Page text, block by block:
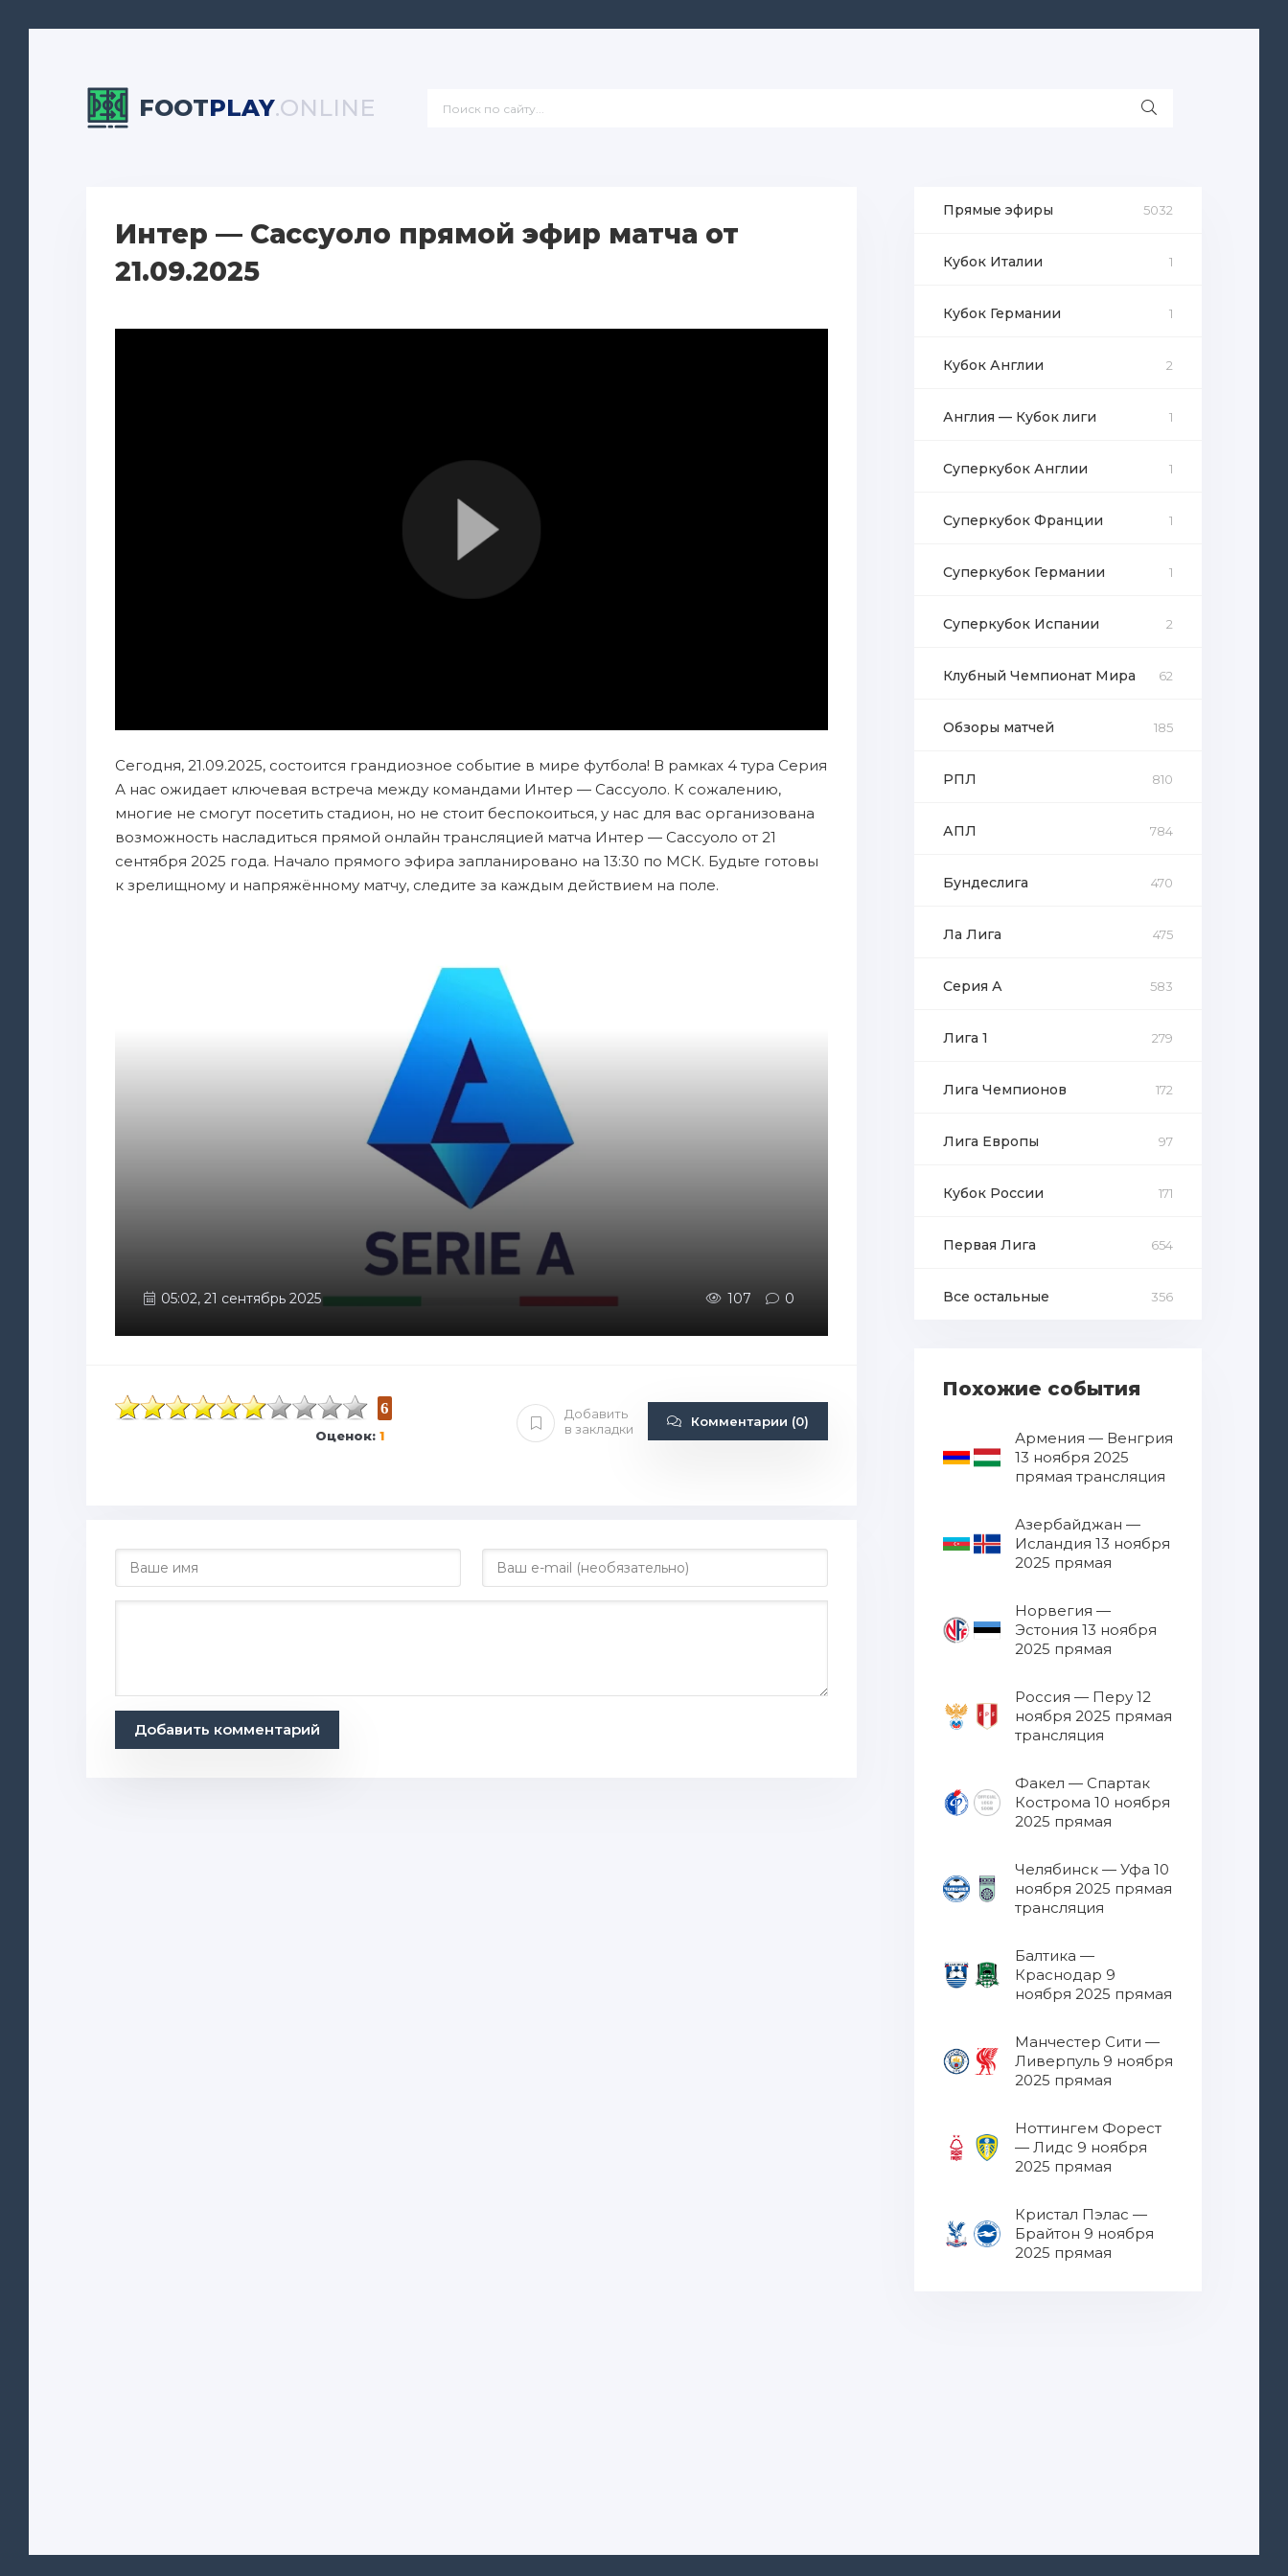
FOOTPLAY.ONLINE
Интер — Сассуоло прямой эфир матча от
21.09.2025
Сегодня, 21.09.2025, состоится грандиозное событие в мире футбола! В рамках 4 тура Серия
А нас ожидает ключевая встреча между командами Интер — Сассуоло. К сожалению,
многие не смогут посетить стадион, но не стоит беспокоиться, у нас для вас организована
возможность насладиться прямой онлайн трансляцией матча Интер — Сассуоло от 21
сентября 2025 года. Начало прямого эфира запланировано на 13:30 по МСК. Будьте готовы
к зрелищному и напряжённому матчу, следите за каждым действием на поле.
05:02, 21 сентябрь 2025 107 0
6
Оценок: 1
Добавить
в закладки
Комментарии (0)
Добавить комментарий
Прямые эфиры 5032
Кубок Италии 1
Кубок Германии 1
Кубок Англии 2
Англия — Кубок лиги 1
Суперкубок Англии 1
Суперкубок Франции 1
Суперкубок Германии 1
Суперкубок Испании 2
Клубный Чемпионат Мира 62
Обзоры матчей 185
РПЛ 810
АПЛ 784
Бундеслига 470
Ла Лига 475
Серия А 583
Лига 1 279
Лига Чемпионов 172
Лига Европы 97
Кубок России 171
Первая Лига 654
Все остальные 356
Похожие события
Армения — Венгрия
13 ноября 2025
прямая трансляция
Азербайджан —
Исландия 13 ноября
2025 прямая
Норвегия —
Эстония 13 ноября
2025 прямая
Россия — Перу 12
ноября 2025 прямая
трансляция
Факел — Спартак
Кострома 10 ноября
2025 прямая
Челябинск — Уфа 10
ноября 2025 прямая
трансляция
Балтика —
Краснодар 9
ноября 2025 прямая
Манчестер Сити —
Ливерпуль 9 ноября
2025 прямая
Ноттингем Форест
— Лидс 9 ноября
2025 прямая
Кристал Пэлас —
Брайтон 9 ноября
2025 прямая